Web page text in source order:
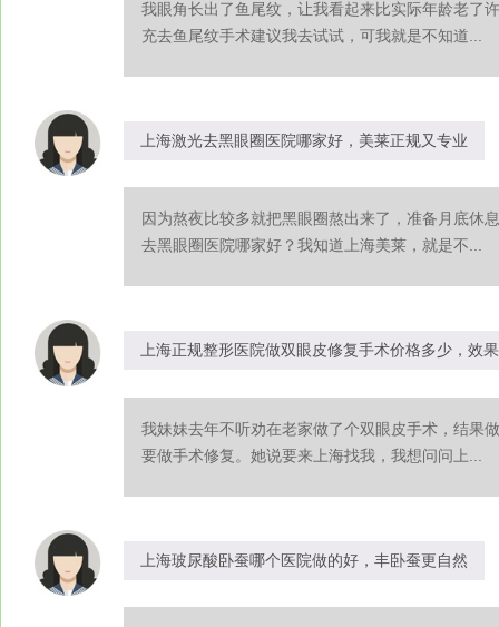
我眼角长出了鱼尾纹，让我看起来比实际年龄老了
充去鱼尾纹手术建议我去试试，可我就是不知道...
上海激光去黑眼圈医院哪家好，美莱正规又专业
因为熬夜比较多就把黑眼圈熬出来了，准备月底休
去黑眼圈医院哪家好？我知道上海美莱，就是不...
上海正规整形医院做双眼皮修复手术价格多少，效
我妹妹去年不听劝在老家做了个双眼皮手术，结果
要做手术修复。她说要来上海找我，我想问问上...
上海玻尿酸卧蚕哪个医院做的好，丰卧蚕更自然